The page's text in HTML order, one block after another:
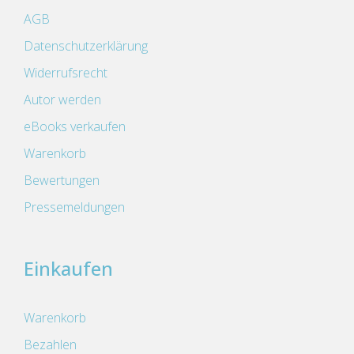
AGB
Datenschutzerklärung
Widerrufsrecht
Autor werden
eBooks verkaufen
Warenkorb
Bewertungen
Pressemeldungen
Einkaufen
Warenkorb
Bezahlen